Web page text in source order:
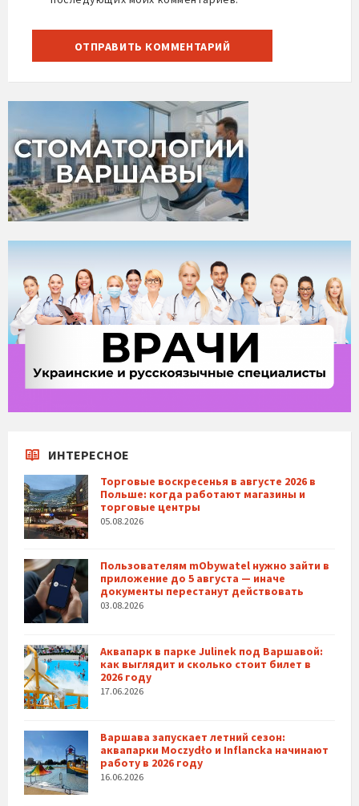
ИНТЕРЕСНОЕ
Торговые воскресенья в августе 2026 в
Польше: когда работают магазины и
торговые центры
05.08.2026
Пользователям mObywatel нужно зайти в
приложение до 5 августа — иначе
документы перестанут действовать
03.08.2026
Аквапарк в парке Julinek под Варшавой:
как выглядит и сколько стоит билет в
2026 году
17.06.2026
Варшава запускает летний сезон:
аквапарки Moczydło и Inflancka начинают
работу в 2026 году
16.06.2026